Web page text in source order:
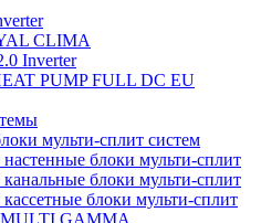
CLIMA
Inverter
PUMP FULL DC EU
мульти-сплит систем
блоки мульти-сплит
блоки мульти-сплит
блоки мульти-сплит
MULTI GAMMA